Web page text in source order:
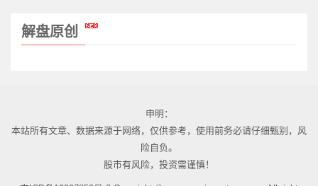
解盘原创
申明：
本站所有文章、数据来源于网络，仅供参考，使用前务必请仔细甄别，风
险自负。
股市有风险，投资需谨慎！